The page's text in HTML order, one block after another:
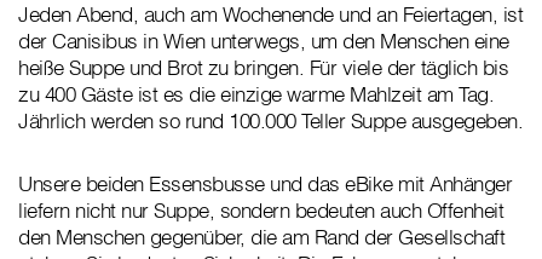
Jeden Abend, auch am Wochenende und an Feiertagen, ist
der Canisibus in Wien unterwegs, um den Menschen eine
heiße Suppe und Brot zu bringen. Für viele der täglich bis
zu 400 Gäste ist es die einzige warme Mahlzeit am Tag.
Jährlich werden so rund 100.000 Teller Suppe ausgegeben.
Unsere beiden Essensbusse und das eBike mit Anhänger
liefern nicht nur Suppe, sondern bedeuten auch Offenheit
den Menschen gegenüber, die am Rand der Gesellschaft